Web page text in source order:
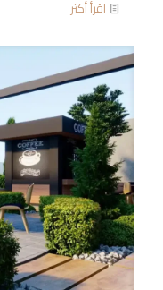
اقرأ أكثر